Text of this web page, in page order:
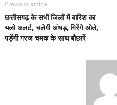
Previous article
छत्तीसगढ़ के सभी जिलों में बारिश का
यलो अलर्ट, चलेगी अंधड़, गिरेंगे ओले,
पड़ेंगी गरज चमक के साथ बौछारें